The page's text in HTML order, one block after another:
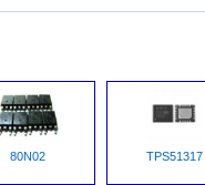
80N02 TPS51317